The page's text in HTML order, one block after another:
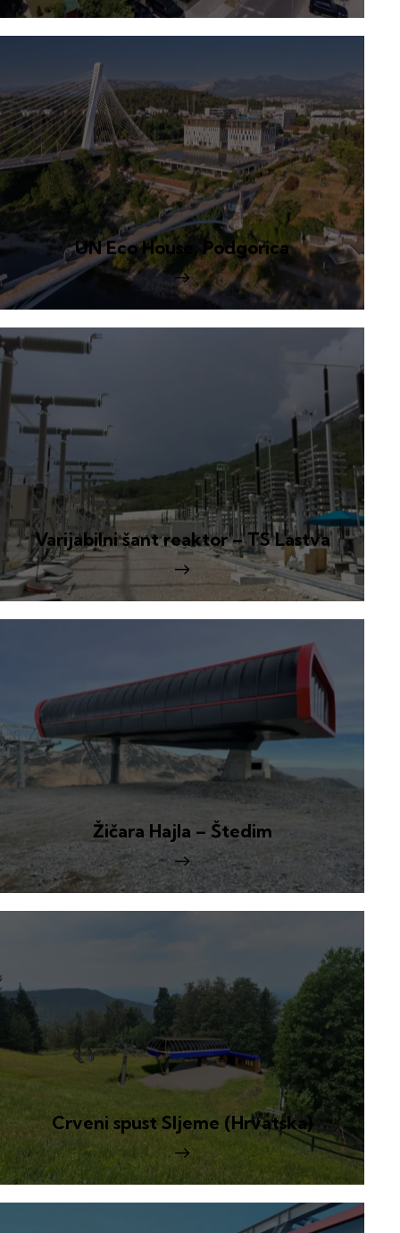
UN Eco House, Podgorica
Varijabilni šant reaktor – TS Lastva
Žičara Hajla – Štedim
Crveni spust Sljeme (Hrvatska)